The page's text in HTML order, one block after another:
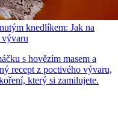
knedlíkem: Jak na
vývaru
s hovězím masem a
recept z poctivého vývaru,
který si zamilujete.